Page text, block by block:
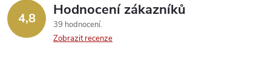
4,8 Hodnocení zákazníků
39 hodnocení
Zobrazit recenze